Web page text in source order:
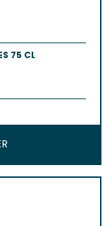
75 CL